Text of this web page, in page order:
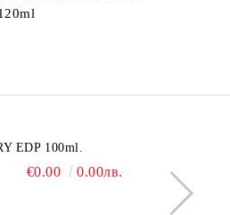
EDP 100ml.
€0.00 0.00лв.